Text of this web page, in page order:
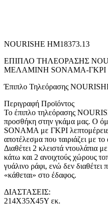
NOURISHE HM18373.13
ΕΠΙΠΛΟ ΤΗΛΕΟΡΑΣΗΣ
ΜΕΛΑΜΙΝΗ SONAMA-ΓΚΡΙ
Έπιπλο Τηλεόρασης
Περιγραφή Προϊόντος
Το έπιπλο τηλεόρασης
προσθήκη στην γκάμα μας. Ο
SONAMA με ΓΚΡΙ
αποτέλεσμα που ταιριάζει με
Διαθέτει 2 κλειστά ντουλάπια
κάτω και 2 ανοιχτούς χώρους
γυάλινο ράφι, ενώ δεν διαθέτει
«κάθεται» στο έδαφος.
ΔΙΑΣΤΑΣΕΙΣ:
214Χ35Χ45Υ εκ.